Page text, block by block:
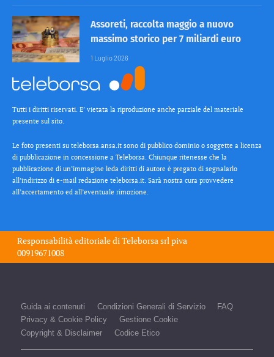
Assoreti, raccolta maggio a nuovo
massimo storico per 7 miliardi euro
1 Luglio 2026
Tutti i diritti riservati. E’ vietata la riproduzione anche parziale del materiale
presente sul sito.
Le foto presenti su teleborsa.ansa.it sono di pubblico dominio o soggette a licenza
di pubblicazione in concessione a Teleborsa. Chiunque ritenesse che la
pubblicazione di un’immagine leda diritti di autore è pregato di segnalarlo
all’indirizzo di e-mail redazione teleborsa.it. Sarà nostra cura provvedere
all’accertamento ed all’eventuale rimozione.
Responsabilità editoriale diTeleborsa srl piva
00919671008
Guida ai contenuti Condizioni Generali di Servizio
FAQ
Privacy & Cookie Policy
Gestione Cookie
Copyright & Disclaimer
Codice Etico